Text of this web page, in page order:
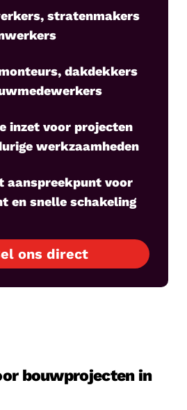
stratenmakers
dakdekkers
inzet voor projecten
werkzaamheden
aanspreekpunt voor
en snelle schakeling
ons direct
bouwprojecten in